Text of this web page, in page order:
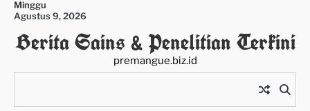
Skip
content
Minggu
Agustus 9, 2026
Berita Sains & Penelitian Terkini
premangue.biz.id